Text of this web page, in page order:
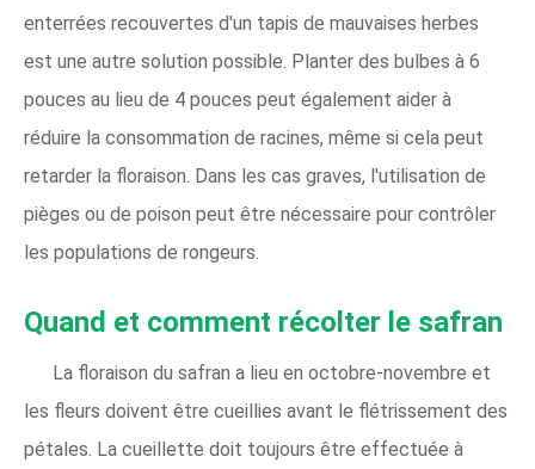
enterrées recouvertes d'un tapis de mauvaises herbes
est une autre solution possible. Planter des bulbes à 6
pouces au lieu de 4 pouces peut également aider à
réduire la consommation de racines, même si cela peut
retarder la floraison. Dans les cas graves, l'utilisation de
pièges ou de poison peut être nécessaire pour contrôler
les populations de rongeurs.
Quand et comment récolter le safran
La floraison du safran a lieu en octobre-novembre et
les fleurs doivent être cueillies avant le flétrissement des
pétales. La cueillette doit toujours être effectuée à